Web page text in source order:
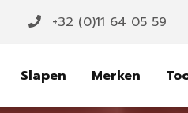
+32 (0)11 64 05 59
Slapen Merken